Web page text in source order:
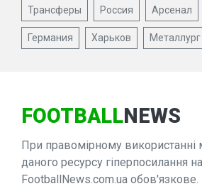
Трансферы Россия Арсенал
Германия Харьков Металлург
FOOTBALLNEWS
При правомірному використанні
даного ресурсу гіперпосилання на
FootballNews.com.ua обов'язкове.